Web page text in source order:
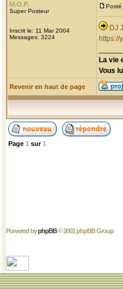
M.O.P.
Super Posteur
Inscrit le: 11 Mar 2004
Messages: 3224
Posté
DJ
https://
La vie
Vous
Revenir en haut de page
Page 1 sur1
Powered byphpBB© 2001 phpBB Group